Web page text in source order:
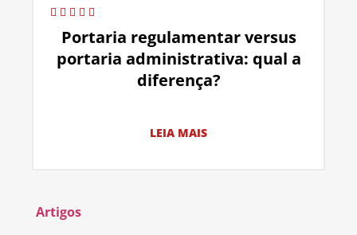
Portaria regulamentar versus
portaria administrativa: qual a
diferença?
LEIA MAIS
Artigos